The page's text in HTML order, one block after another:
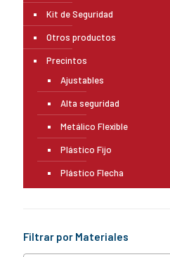
Kit de Seguridad
Otros productos
Precintos
Ajustables
Alta seguridad
Metálico Flexible
Plástico Fijo
Plástico Flecha
Filtrar por Materiales